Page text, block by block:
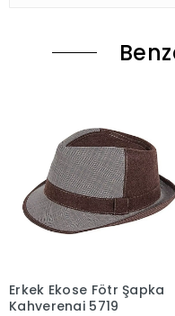
Erkek Ekose Fötr Şapka
Kahverengi 5719